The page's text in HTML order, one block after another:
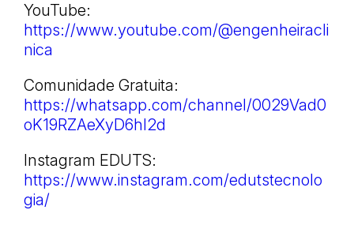
YouTube:
https://www.youtube.com/@engenheiracli
nica
Comunidade Gratuita:
https://whatsapp.com/channel/0029Vad0
oK19RZAeXyD6hI2d
Instagram EDUTS:
https://www.instagram.com/edutstecnolo
gia/